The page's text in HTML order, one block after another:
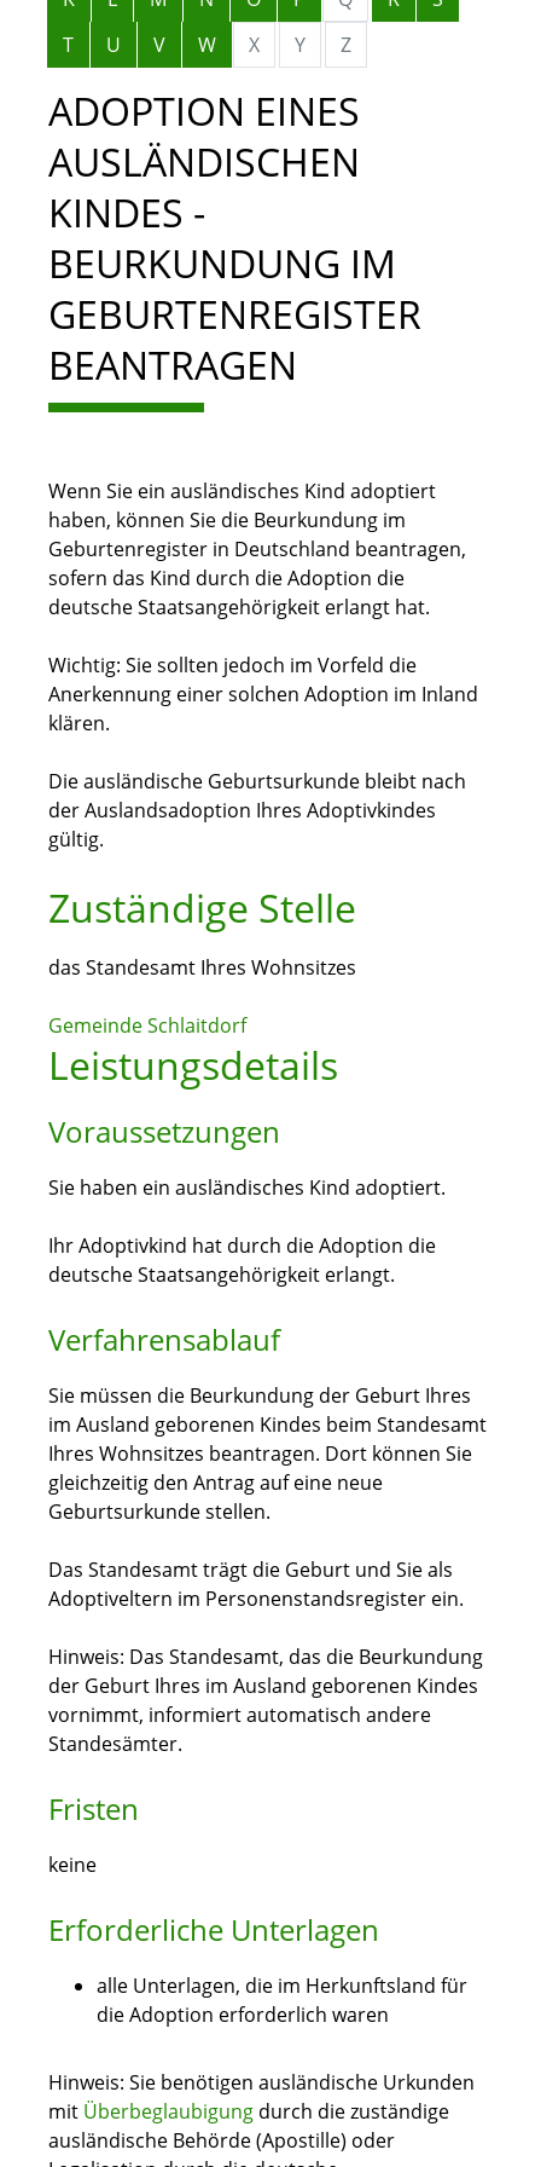
T
U V W X Y Z
ADOPTION EINES
AUSLÄNDISCHEN
KINDES -
BEURKUNDUNG IM
GEBURTENREGISTER
BEANTRAGEN
Wenn Sie ein ausländisches Kind adoptiert
haben, können Sie die Beurkundung im
Geburtenregister in Deutschland beantragen,
sofern das Kind durch die Adoption die
deutsche Staatsangehörigkeit erlangt hat.
Wichtig: Sie sollten jedoch im Vorfeld die
Anerkennung einer solchen Adoption im Inland
klären.
Die ausländische Geburtsurkunde bleibt nach
der Auslandsadoption Ihres Adoptivkindes
gültig.
Zuständige Stelle
das Standesamt Ihres Wohnsitzes
Gemeinde Schlaitdorf
Leistungsdetails
Voraussetzungen
Sie haben ein ausländisches Kind adoptiert.
Ihr Adoptivkind hat durch die Adoption die
deutsche Staatsangehörigkeit erlangt.
Verfahrensablauf
Sie müssen die Beurkundung der Geburt Ihres
im Ausland geborenen Kindes beim Standesamt
Ihres Wohnsitzes beantragen. Dort können Sie
gleichzeitig den Antrag auf eine neue
Geburtsurkunde stellen.
Das Standesamt trägt die Geburt und Sie als
Adoptiveltern im Personenstandsregister ein.
Hinweis: Das Standesamt, das die Beurkundung
der Geburt Ihres im Ausland geborenen Kindes
vornimmt, informiert automatisch andere
Standesämter.
Fristen
keine
Erforderliche Unterlagen
alle Unterlagen, die im Herkunftsland für
die Adoption erforderlich waren
Hinweis: Sie benötigen ausländische Urkunden
mit Überbeglaubigung durch die zuständige
ausländische Behörde (Apostille) oder